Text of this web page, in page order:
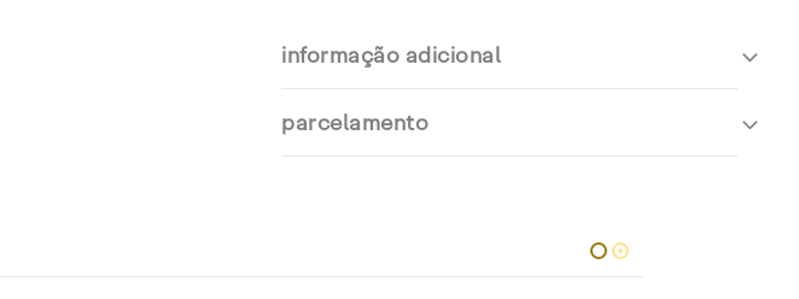
informação adicional
parcelamento